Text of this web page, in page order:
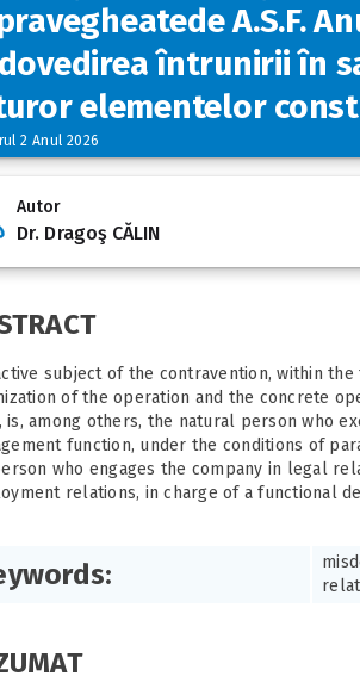
A.S.F.
întrunirii în
elementelor
2 Anul 2026
Autor
Dr. Dragoş CĂLIN
subject of the contravention, within
of the operation and the concrete
is, among others, the natural person who
function, under the conditions of
who engages the company in legal
relations, in charge of a functional